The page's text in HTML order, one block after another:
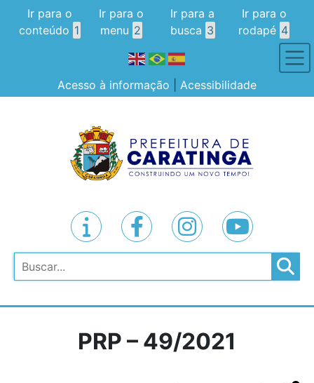
Ir para o
conteúdo 1
Ir para o
menu 2
Ir para a
busca 3
Ir para o
rodapé 4
Acesso à informação Acessibilidade
Pesquisar
PRP – 49/2021